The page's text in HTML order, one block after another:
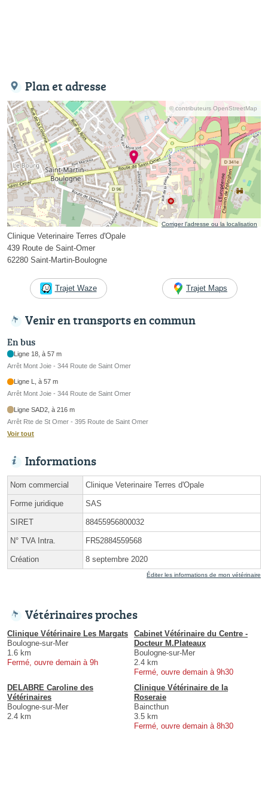
Plan et adresse
© contributeurs OpenStreetMap
Corriger l’adresse ou la localisation
Clinique Veterinaire Terres d'Opale
439 Route de Saint-Omer
62280 Saint-Martin-Boulogne
Trajet Waze Trajet Maps
Venir en transports en commun
En bus
Ligne 18, à 57 m
Arrêt Mont Joie - 344 Route de Saint Omer
Ligne L, à 57 m
Arrêt Mont Joie - 344 Route de Saint Omer
Ligne SAD2, à 216 m
Arrêt Rte de St Omer - 395 Route de Saint Omer
Voir tout
Informations
Nom commercial Clinique Veterinaire Terres d'Opale
Forme juridique SAS
SIRET 88455956800032
N° TVA Intra. FR52884559568
Création 8 septembre 2020
Éditer les informations de mon vétérinaire
Vétérinaires proches
Clinique Vétérinaire Les Margats
Boulogne-sur-Mer
1.6 km
Fermé, ouvre demain à 9h
Cabinet Vétérinaire du Centre -
Docteur M.Plateaux
Boulogne-sur-Mer
2.4 km
Fermé, ouvre demain à 9h30
DELABRE Caroline des
Vétérinaires
Boulogne-sur-Mer
2.4 km
Clinique Vétérinaire de la
Roseraie
Baincthun
3.5 km
Fermé, ouvre demain à 8h30